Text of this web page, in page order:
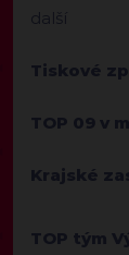
další
Tiskové
TOP 09 v
Krajské
TOP tým